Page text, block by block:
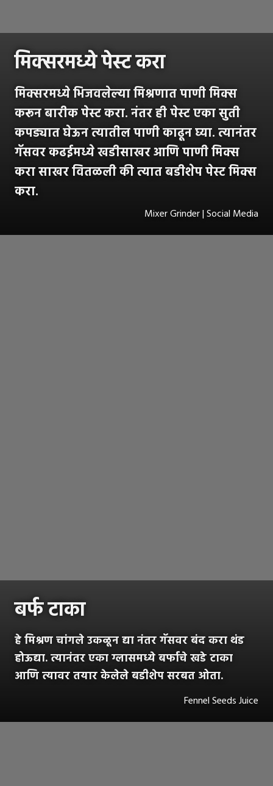
मिक्सरमध्ये पेस्ट करा
मिक्सरमध्ये भिजवलेल्या मिश्रणात पाणी मिक्स
करून बारीक पेस्ट करा. नंतर ही पेस्ट एका सुती
कपड्यात घेऊन त्यातील पाणी काढून घ्या. त्यानंतर
गॅसवर कढईमध्ये खडीसाखर आणि पाणी मिक्स
करा साखर वितळली की त्यात बडीशेप पेस्ट मिक्स
करा.
Mixer Grinder | Social Media
बर्फ टाका
हे मिश्रण चांगले उकळून द्या नंतर गॅसवर बंद करा थंड
होऊद्या. त्यानंतर एका ग्लासमध्ये बर्फाचे खडे टाका
आणि त्यावर तयार केलेले बडीशेप सरबत ओता.
Fennel Seeds Juice